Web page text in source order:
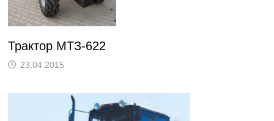
Трактор МТЗ-622
23.04.2015